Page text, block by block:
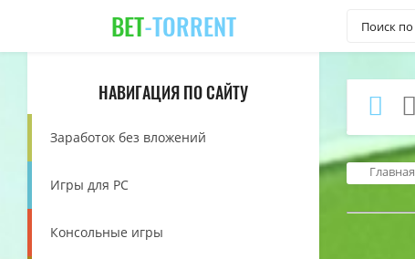
BET-TORRENT
НАВИГАЦИЯ ПО САЙТУ
Заработок без вложений
Игры для PC
Консольные игры
Главная